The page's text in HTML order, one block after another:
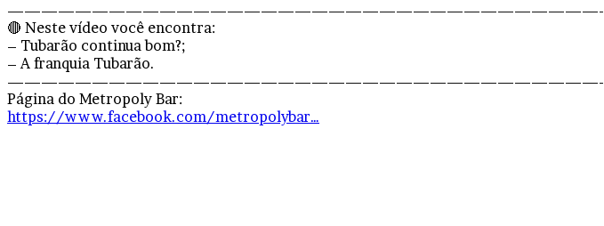
———————————————————————————————————-
🔴 Neste vídeo você encontra:
– Tubarão continua bom?;
– A franquia Tubarão.
———————————————————————————————————-
Página do Metropoly Bar:
https://www.facebook.com/metropolybar…